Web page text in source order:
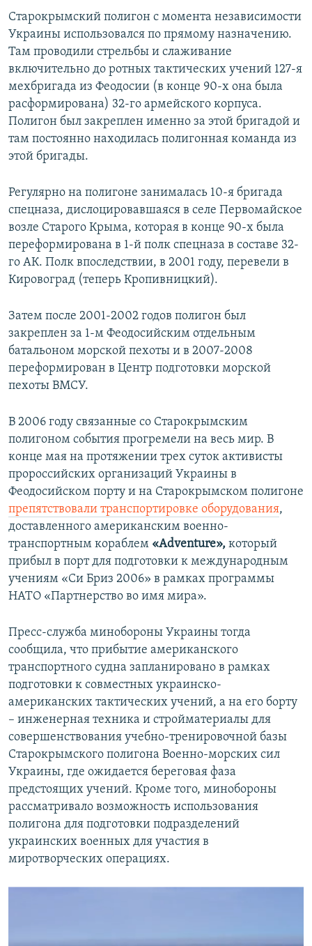
Старокрымский полигон с момента независимости
Украины использовался по прямому назначению.
Там проводили стрельбы и слаживание
включительно до ротных тактических учений 127-я
мехбригада из Феодосии (в конце 90-х она была
расформирована) 32-го армейского корпуса.
Полигон был закреплен именно за этой бригадой и
там постоянно находилась полигонная команда из
этой бригады.
Регулярно на полигоне занималась 10-я бригада
спецназа, дислоцировавшаяся в селе Первомайское
возле Старого Крыма, которая в конце 90-х была
переформирована в 1-й полк спецназа в составе 32-
го АК. Полк впоследствии, в 2001 году, перевели в
Кировоград (теперь Кропивницкий).
Затем после 2001-2002 годов полигон был
закреплен за 1-м Феодосийским отдельным
батальоном морской пехоты и в 2007-2008
переформирован в Центр подготовки морской
пехоты ВМСУ.
В 2006 году связанные со Старокрымским
полигоном события прогремели на весь мир. В
конце мая на протяжении трех суток активисты
пророссийских организаций Украины в
Феодосийском порту и на Старокрымском полигоне
препятствовали транспортировке оборудования,
доставленного американским военно-
транспортным кораблем «Adventure», который
прибыл в порт для подготовки к международным
учениям «Си Бриз 2006» в рамках программы
НАТО «Партнерство во имя мира».
Пресс-служба минобороны Украины тогда
сообщила, что прибытие американского
транспортного судна запланировано в рамках
подготовки к совместных украинско-
американских тактических учений, а на его борту
– инженерная техника и стройматериалы для
совершенствования учебно-тренировочной базы
Старокрымского полигона Военно-морских сил
Украины, где ожидается береговая фаза
предстоящих учений. Кроме того, минобороны
рассматривало возможность использования
полигона для подготовки подразделений
украинских военных для участия в
миротворческих операциях.